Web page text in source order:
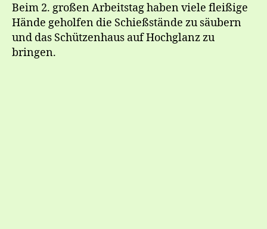
Beim 2. großen Arbeitstag haben viele fleißige
Hände geholfen die Schießstände zu säubern
und das Schützenhaus auf Hochglanz zu
bringen.